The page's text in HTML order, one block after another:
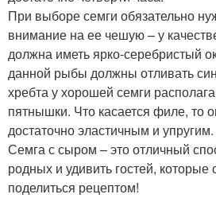
При выборе семги обязательно
внимание на ее чешую – у
должна иметь ярко-серебристый
данной рыбы должны отливать
хребта у хорошей семги
пятнышки. Что касается филе, то
достаточно эластичным и упругим.
Семга с сыром – это отличный
родных и удивить гостей, которые
поделиться рецептом!